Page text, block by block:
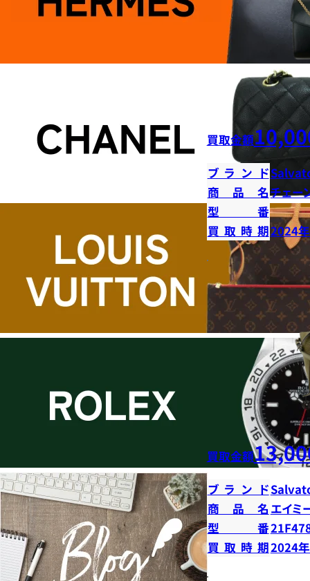
買取金額
ブランド
商品名チェー
型番
買取時期2024
買取金額
ブランド
商品名 エイミ
型番
買取時期2024